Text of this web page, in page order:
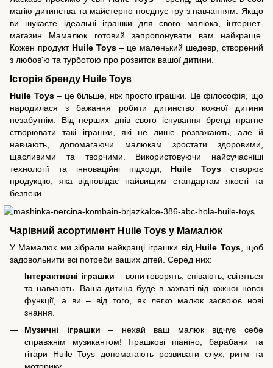
магію дитинства та майстерно поєднує гру з навчанням. Якщо
ви шукаєте ідеальні іграшки для свого малюка, інтернет-
магазин Мамалюк готовий запропонувати вам найкраще.
Кожен продукт Huile Toys– це маленький шедевр, створений
з любов'ю та турботою про розвиток вашої дитини.
Історія бренду Huile Toys
Huile Toys– це більше, ніж просто іграшки. Це філософія, що
народилася з бажання робити дитинство кожної дитини
незабутнім. Від перших днів свого існування бренд прагне
створювати такі іграшки, які не лише розважають, але й
навчають, допомагаючи малюкам зростати здоровими,
щасливими та творчими. Використовуючи найсучасніші
технології та інноваційні підходи, Huile Toys створює
продукцію, яка відповідає найвищим стандартам якості та
безпеки.
Чарівний асортимент Huile Toys у Мамалюк
У Мамалюк ми зібрали найкращі іграшки від Huile Toys, щоб
задовольнити всі потреби ваших дітей. Серед них:
Інтерактивні іграшки – вони говорять, співають, світяться
та навчають. Ваша дитина буде в захваті від кожної нової
функції, а ви – від того, як легко малюк засвоює нові
знання.
Музичні іграшки – нехай ваш малюк відчує себе
справжнім музикантом! Іграшкові піаніно, барабани та
гітари Huile Toys допомагають розвивати слух, ритм та